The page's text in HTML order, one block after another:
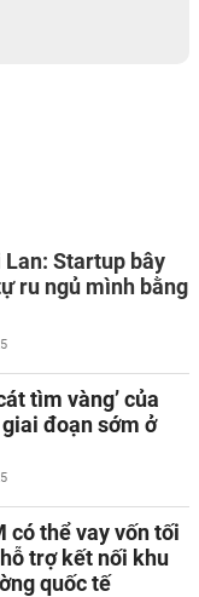
Startup bây
ru ngủ mình bằng
tìm vàng’ của
đoạn sớm ở
có thể vay vốn tối
trợ kết nối khu
quốc tế